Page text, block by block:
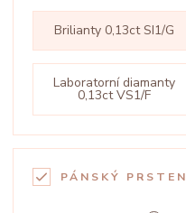
Brilianty 0,13ct SI1/G
Laboratorní diamanty
0,13ct VS1/F
PÁNSKÝ PRSTEN